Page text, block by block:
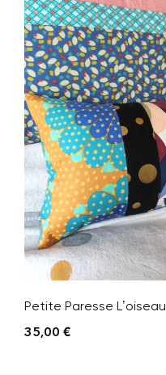
Petite Paresse L’oiseau
35,00 €